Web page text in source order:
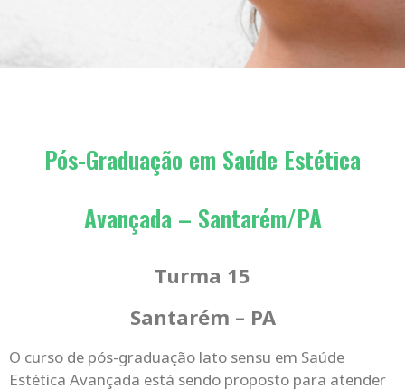
Pós-Graduação em Saúde Estética
Avançada – Santarém/PA
Turma 15
Santarém – PA
O curso de pós-graduação lato sensu em Saúde
Estética Avançada está sendo proposto para atender